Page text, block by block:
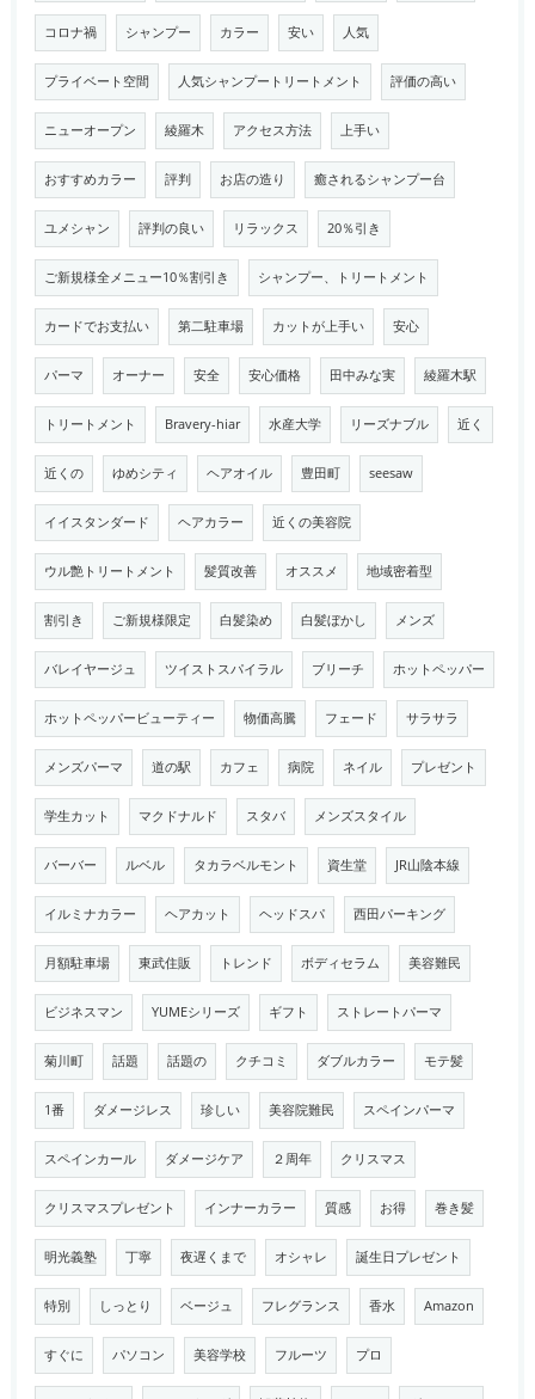
コロナ禍 シャンプー カラー 安い 人気
プライベート空間 人気シャンプートリートメント 評価の高い
ニューオープン 綾羅木 アクセス方法 上手い
おすすめカラー 評判 お店の造り 癒されるシャンプー台
ユメシャン 評判の良い リラックス 20％引き
ご新規様全メニュー10％割引き シャンプー、トリートメント
カードでお支払い 第二駐車場 カットが上手い 安心
パーマ オーナー 安全 安心価格 田中みな実 綾羅木駅
トリートメント Bravery-hiar 水産大学 リーズナブル 近く
近くの ゆめシティ ヘアオイル 豊田町 seesaw
イイスタンダード ヘアカラー 近くの美容院
ウル艶トリートメント 髪質改善 オススメ 地域密着型
割引き ご新規様限定 白髪染め 白髪ぼかし メンズ
バレイヤージュ ツイストスパイラル ブリーチ ホットペッパー
ホットペッパービューティー 物価高騰 フェード サラサラ
メンズパーマ 道の駅 カフェ 病院 ネイル プレゼント
学生カット マクドナルド スタバ メンズスタイル
バーバー ルベル タカラベルモント 資生堂 JR山陰本線
イルミナカラー ヘアカット ヘッドスパ 西田パーキング
月額駐車場 東武住販 トレンド ボディセラム 美容難民
ビジネスマン YUMEシリーズ ギフト ストレートパーマ
菊川町 話題 話題の クチコミ ダブルカラー モテ髪
1番 ダメージレス 珍しい 美容院難民 スペインパーマ
スペインカール ダメージケア ２周年 クリスマス
クリスマスプレゼント インナーカラー 質感 お得 巻き髪
明光義塾 丁寧 夜遅くまで オシャレ 誕生日プレゼント
特別 しっとり ベージュ フレグランス 香水 Amazon
すぐに パソコン 美容学校 フルーツ プロ